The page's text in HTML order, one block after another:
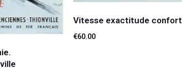
Vitesse exactitude confort
€60.00